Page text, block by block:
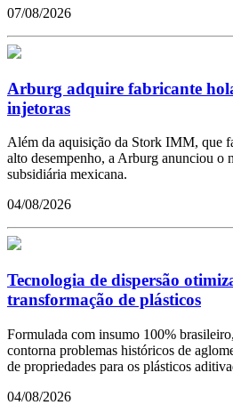
07/08/2026
Arburg adquire fabricante
injetoras
Além da aquisição da Stork IMM, que
alto desempenho, a Arburg anunciou o
subsidiária mexicana.
04/08/2026
Tecnologia de dispersão
transformação de plásticos
Formulada com insumo 100%
contorna problemas históricos de
de propriedades para os plásticos
04/08/2026